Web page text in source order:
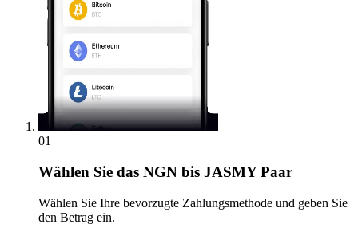
01
Wählen Sie das NGN bis JASMY Paar
Wählen Sie Ihre bevorzugte Zahlungsmethode und geben Sie
den Betrag ein.